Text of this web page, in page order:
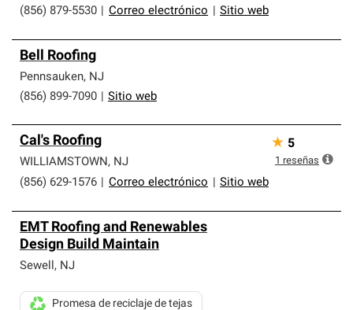
(856) 879-5530
Correo electrónico Sitio web
Bell Roofing
Pennsauken, NJ
(856) 899-7090
Sitio web
Cal's Roofing
WILLIAMSTOWN, NJ
(856) 629-1576
Correo electrónico Sitio web
★ 5
1 reseñas
EMT Roofing and Renewables
Design Build Maintain
Sewell, NJ
Promesa de reciclaje de tejas